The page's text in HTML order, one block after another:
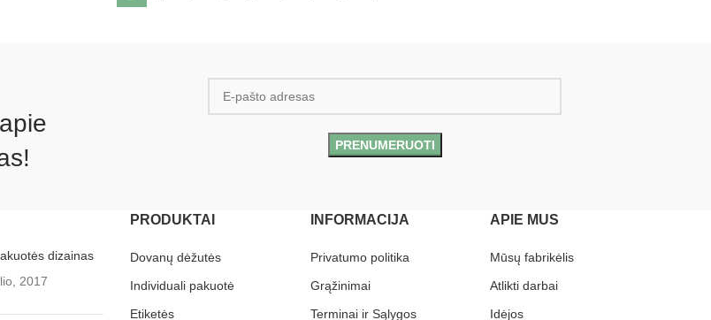
dizainas
2017
PRODUKTAI
Dovanų dėžutės
Individuali pakuotė
Etiketės
INFORMACIJA
Privatumo politika
Grąžinimai
Terminai ir Sąlygos
APIE MUS
Mūsų fabrikėlis
Atlikti darbai
Idėjos